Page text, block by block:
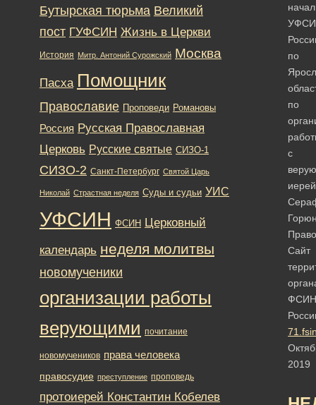
по
по
с
иерей
Сайт
ФСИН
2019
Бутырская тюрьма Великий
пост ГУФСИН Жизнь в Церкви
История Митр. Антоний Сурожский Москва
Пасха Помощник
Православие Проповеди Романовы
Россия Русская Православная
Церковь Русские святые СИЗО-1
СИЗО-2 Санкт-Петербург Святой Царь
Николай Страстная неделя Суды и судьи УИС
УФСИН ФСИН Церковный
календарь неделя молитвы
новомученики
организации работы
верующими почитание
новомучеников права человека
правосудие преступление проповедь
протоиерей Константин Кобелев